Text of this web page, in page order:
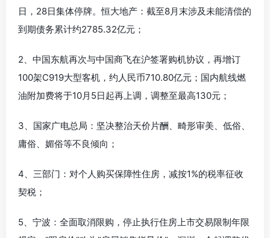
日，28日集体停牌。恒大地产：截至8月末涉及未能清偿的
到期债务累计约2785.32亿元；
2、中国东航再次与中国商飞在沪签署购机协议，再增订
100架C919大型客机，约人民币710.80亿元；国内航线燃
油附加费将于10月5日起再上调，调整至最高130元；
3、国家广电总局：坚决整治天价片酬、畸形审美、低俗、
庸俗、媚俗等不良倾向；
4、三部门：对个人购买保障性住房，减按1%的税率征收
契税；
5、宁波：全面取消限购，停止执行住房上市交易限制年限